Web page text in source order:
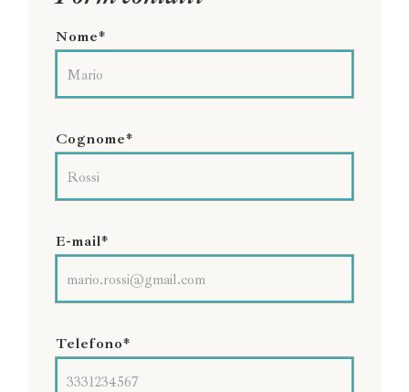
Nome*
Cognome*
E-mail*
Telefono*